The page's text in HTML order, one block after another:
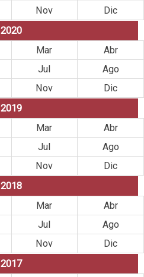
Nov
Dic
2020
Mar
Abr
Jul
Ago
Nov
Dic
2019
Mar
Abr
Jul
Ago
Nov
Dic
2018
Mar
Abr
Jul
Ago
Nov
Dic
2017